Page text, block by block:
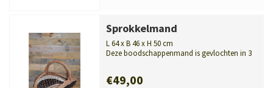
Sprokkelmand
L 64 x B 46 x H 50 cm
Deze boodschappenmand is gevlochten in 3
€49,00